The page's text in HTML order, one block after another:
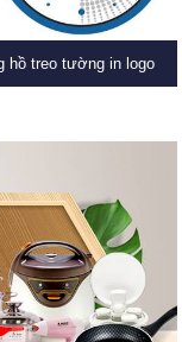
hồ treo tường in logo